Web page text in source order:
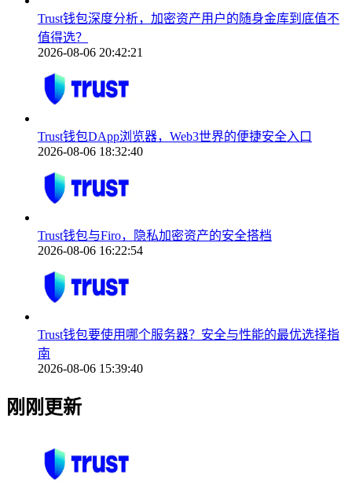
Trust钱包深度分析，加密资产用户的随身金库到底值不
值得选？
2026-08-06 20:42:21
Trust钱包DApp浏览器，Web3世界的便捷安全入口
2026-08-06 18:32:40
Trust钱包与Firo，隐私加密资产的安全搭档
2026-08-06 16:22:54
Trust钱包要使用哪个服务器？安全与性能的最优选择指
南
2026-08-06 15:39:40
刚刚更新